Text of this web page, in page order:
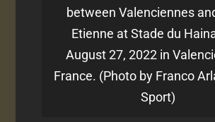
between Valenciennes
Etienne at Stade du
August 27, 2022 in
France. (Photo by Franco
Sport)